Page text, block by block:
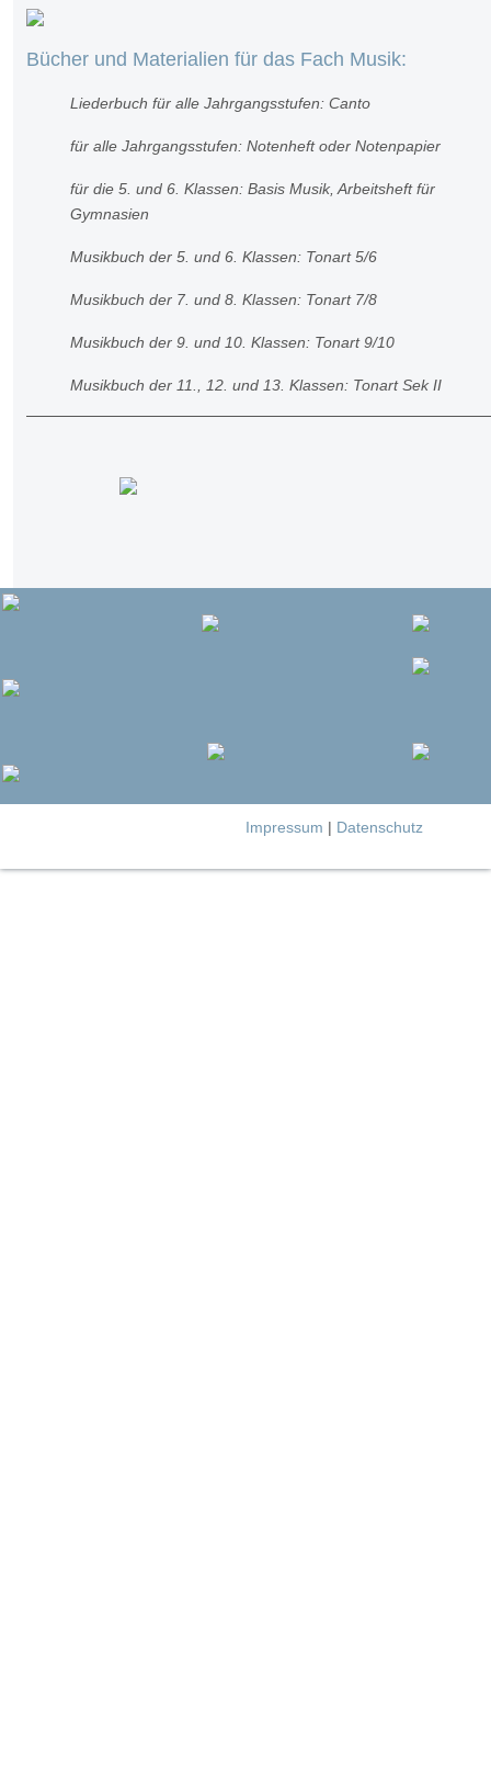
Bücher und Materialien für das Fach Musik:
Liederbuch für alle Jahrgangsstufen: Canto
für alle Jahrgangsstufen: Notenheft oder Notenpapier
für die 5. und 6. Klassen: Basis Musik, Arbeitsheft für
Gymnasien
Musikbuch der 5. und 6. Klassen: Tonart 5/6
Musikbuch der 7. und 8. Klassen: Tonart 7/8
Musikbuch der 9. und 10. Klassen: Tonart 9/10
Musikbuch der 11., 12. und 13. Klassen: Tonart Sek II
Impressum | Datenschutz